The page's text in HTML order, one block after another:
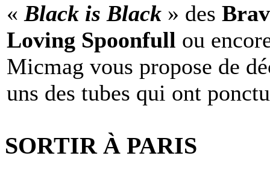
« Black is Black » des
Loving Spoonfull ou
Micmag vous propose de
uns des tubes qui ont
SORTIR À PARIS